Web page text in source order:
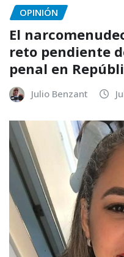
OPINIÓN
El
reto pendiente
penal en
Julio Benzant